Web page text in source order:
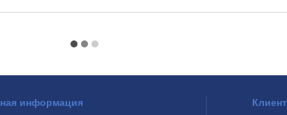
информация